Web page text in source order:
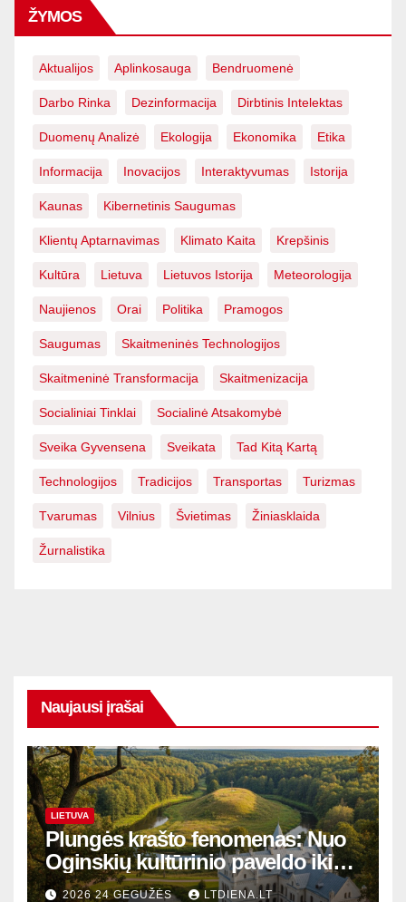
ŽYMOS
Aktualijos Aplinkosauga Bendruomenė
Darbo Rinka Dezinformacija Dirbtinis Intelektas
Duomenų Analizė Ekologija Ekonomika Etika
Informacija Inovacijos Interaktyvumas Istorija
Kaunas Kibernetinis Saugumas
Klientų Aptarnavimas Klimato Kaita Krepšinis
Kultūra Lietuva Lietuvos Istorija Meteorologija
Naujienos Orai Politika Pramogos
Saugumas Skaitmeninės Technologijos
Skaitmeninė Transformacija Skaitmenizacija
Socialiniai Tinklai Socialinė Atsakomybė
Sveika Gyvensena Sveikata Tad Kitą Kartą
Technologijos Tradicijos Transportas Turizmas
Tvarumas Vilnius Švietimas Žiniasklaida
Žurnalistika
Naujausi įrašai
LIETUVA
Plungės krašto fenomenas: Nuo
Oginskių kultūrinio paveldo iki
Žemaitijos gamtos perlų
2026 24 GEGUŽĖS LTDIENA.LT